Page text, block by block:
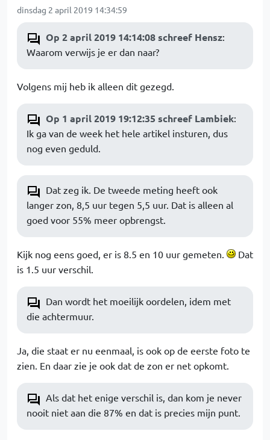
dinsdag 2 april 2019 14:34:59
Op 2 april 2019 14:14:08 schreef Hensz:
Waarom verwijs je er dan naar?
Volgens mij heb ik alleen dit gezegd.
Op 1 april 2019 19:12:35 schreef Lambiek:
Ik ga van de week het hele artikel insturen, dus
nog even geduld.
Dat zeg ik. De tweede meting heeft ook
langer zon, 8,5 uur tegen 5,5 uur. Dat is alleen al
goed voor 55% meer opbrengst.
Kijk nog eens goed, er is 8.5 en 10 uur gemeten.
Dat
is 1.5 uur verschil.
Dan wordt het moeilijk oordelen, idem met
die achtermuur.
Ja, die staat er nu eenmaal, is ook op de eerste foto te
zien. En daar zie je ook dat de zon er net opkomt.
Als dat het enige verschil is, dan kom je never
nooit niet aan die 87% en dat is precies mijn punt.